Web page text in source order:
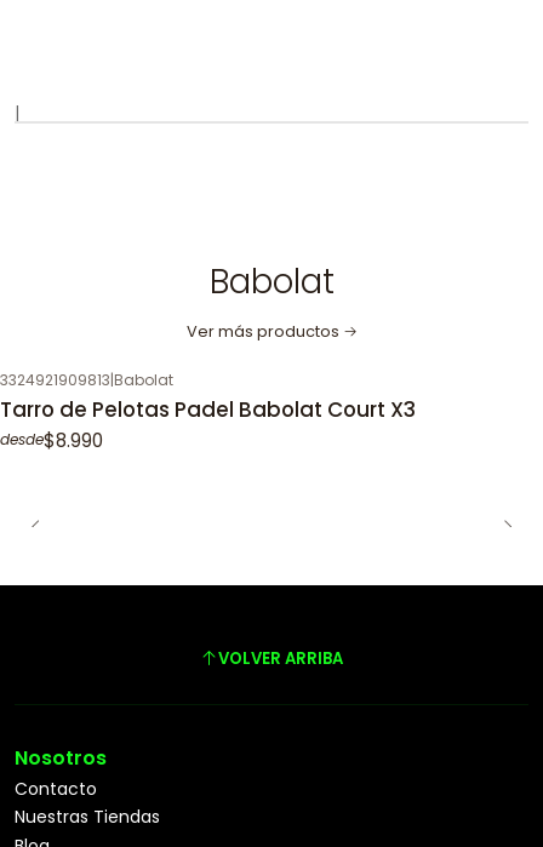
|
Babolat
Ver más productos
3324921909813|Babolat
Tarro de Pelotas Padel Babolat Court X3
desde$8.990
VOLVER ARRIBA
Nosotros
Contacto
Nuestras Tiendas